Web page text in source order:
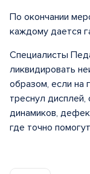
По окончании
каждому дается
Специалисты
ликвидировать
образом, если на
треснул дисплей,
динамиков,
где точно